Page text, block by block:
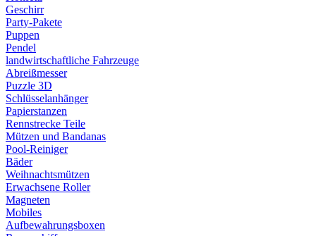
Geschirr
Party-Pakete
Puppen
Pendel
landwirtschaftliche Fahrzeuge
Abreißmesser
Puzzle 3D
Schlüsselanhänger
Papierstanzen
Rennstrecke Teile
Mützen und Bandanas
Pool-Reiniger
Bäder
Weihnachtsmützen
Erwachsene Roller
Magneten
Mobiles
Aufbewahrungsboxen